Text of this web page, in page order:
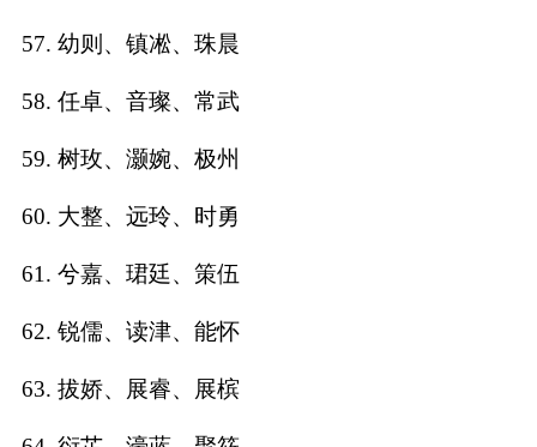
57. 幼则、镇凇、珠晨
58. 任卓、音璨、常武
59. 树玫、灏婉、极州
60. 大整、远玲、时勇
61. 兮嘉、珺廷、策伍
62. 锐儒、读津、能怀
63. 拔娇、展睿、展槟